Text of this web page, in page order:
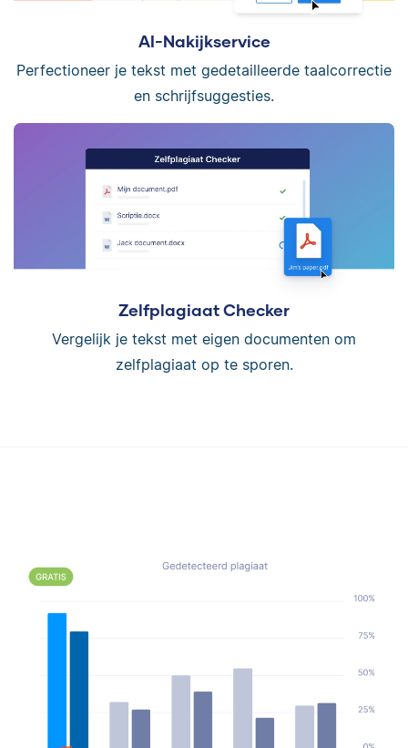
AI-Nakijkservice
Perfectioneer je tekst met gedetailleerde taalcorrectie
en schrijfsuggesties.
Zelfplagiaat Checker
Vergelijk je tekst met eigen documenten om
zelfplagiaat op te sporen.